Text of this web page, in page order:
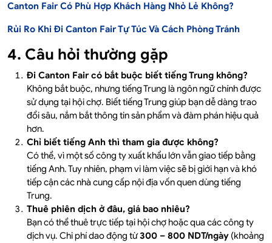
Canton Fair Có Phù Hợp Khách Hàng Nhỏ Lẻ Không?
Rủi Ro Khi Đi Canton Fair Tự Túc Và Cách Phòng Tránh
4. Câu hỏi thường gặp
Đi Canton Fair có bắt buộc biết tiếng Trung không?
Không bắt buộc, nhưng tiếng Trung là ngôn ngữ chính được
sử dụng tại hội chợ. Biết tiếng Trung giúp bạn dễ dàng trao
đổi sâu, nắm bắt thông tin sản phẩm và đàm phán hiệu quả
hơn.
Chỉ biết tiếng Anh thì tham gia được không?
Có thể, vì một số công ty xuất khẩu lớn vẫn giao tiếp bằng
tiếng Anh. Tuy nhiên, phạm vi làm việc sẽ bị giới hạn và khó
tiếp cận các nhà cung cấp nội địa vốn quen dùng tiếng
Trung.
Thuê phiên dịch ở đâu, giá bao nhiêu?
Bạn có thể thuê trực tiếp tại hội chợ hoặc qua các công ty
dịch vụ. Chi phí dao động từ300 – 800 NDT/ngày (khoảng